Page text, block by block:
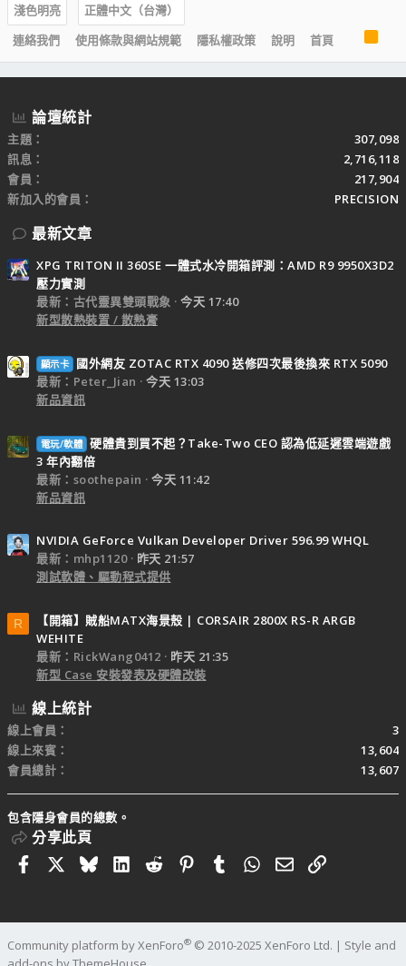
淺色明亮
正體中文（台灣）
連絡我們
使用條款與網站規範 隱私權政策 說明 首頁
R
S
S
論壇統計
主題
307,098
訊息
2,716,118
會員
217,904
新加入的會員
PRECISION
最新文章
XPG TRITON II 360SE 一體式水冷開箱評測：AMD R9 9950X3D2
壓力實測
最新：古代靈異雙頭戰象
今天 17:40
新型散熱裝置 / 散熱膏
顯示卡
國外網友 ZOTAC RTX 4090 送修四次最後換來 RTX 5090
最新：Peter_Jian
今天 13:03
新品資訊
電玩/軟體 硬體貴到買不起？Take-Two CEO 認為低延遲雲端遊戲
3 年內翻倍
最新：soothepain
今天 11:42
新品資訊
NVIDIA GeForce Vulkan Developer Driver 596.99 WHQL
最新：mhp1120
昨天 21:57
測試軟體、驅動程式提供
R
【開箱】賊船MATX海景殼 | CORSAIR 2800X RS-R ARGB
WEHITE
最新：RickWang0412
昨天 21:35
新型 Case 安裝發表及硬體改裝
線上統計
線上會員
3
線上來賓
13,604
會員總計
13,607
包含隱身會員的總數。
分享此頁
FacebookBlueskyLinkedIn
RedditPinterestTumblrWhatsApp
電子郵件
連結
Community platform by XenForo® © 2010-2025 XenForo Ltd. | Style and